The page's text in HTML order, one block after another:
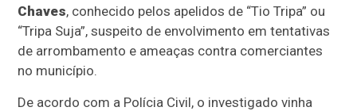
Chaves, conhecido pelos apelidos de “Tio Tripa” ou
“Tripa Suja”, suspeito de envolvimento em tentativas
de arrombamento e ameaças contra comerciantes
no município.
De acordo com a Polícia Civil, o investigado vinha